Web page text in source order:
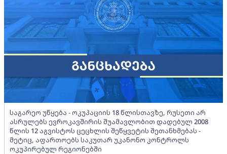
საგარეო უწყება - ოკუპაციის 18 წლისთავზე, რუსეთი არ
ასრულებს ევროკავშირის შუამავლობით დადებულ 2008
წლის 12 აგვისტოს ცეცხლის შეწყვეტის შეთანხმებას -
მეტიც, აფართოებს საკუთარ უკანონო კონტროლს
ოკუპირებულ რეგიონებში